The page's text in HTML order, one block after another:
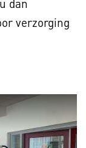
dan
verzorging